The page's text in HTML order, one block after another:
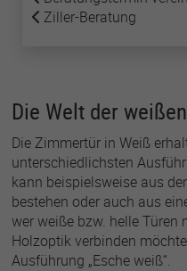
advertising.
Ziller-Beratung
Die Welt der
Die Zimmertür in Weiß
unterschiedlichsten
kann beispielsweise aus
bestehen oder auch aus
wer weiße bzw. helle
Holzoptik verbinden
Ausführung „Esche weiß“.